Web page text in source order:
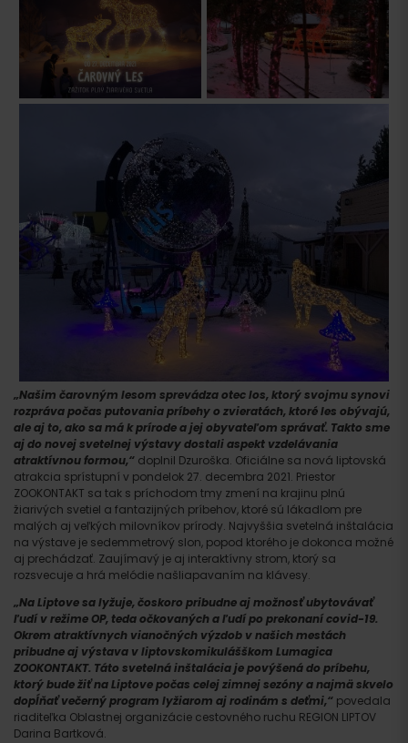
„Našim čarovným lesom sprevádza otec los, ktorý svojmu synovi
rozpráva počas putovania príbehy o zvieratách, ktoré les obývajú,
ale aj to, ako sa má k prírode a jej obyvateľom správať. Takto sme
aj do novej svetelnej výstavy dostali aspekt vzdelávania
atraktívnou formou,“ doplnil Dzuroška. Oficiálne sa nová liptovská
atrakcia sprístupní v pondelok 27. decembra 2021. Priestor
ZOOKONTAKT sa tak s príchodom tmy zmení na krajinu plnú
žiarivých svetiel a fantazijných príbehov, ktoré sú lákadlom pre
malých aj veľkých milovníkov prírody. Najvyššia svetelná inštalácia
na výstave je sedemmetrový slon, popod ktorého je dokonca možné
aj prechádzať. Zaujímavý je aj interaktívny strom, ktorý sa
rozsvecuje a hrá melódie našliapavaním na klávesy.
„Na Liptove sa lyžuje, čoskoro pribudne aj možnosť ubytovávať
ľudí v režime OP, teda očkovaných a ľudí po prekonaní covid-19.
Okrem atraktívnych vianočných výzdob v našich mestách
pribudne aj výstava v liptovskomikulášškom Lumagica
ZOOKONTAKT. Táto svetelná inštalácia je povýšená do príbehu,
ktorý bude žiť na Liptove počas celej zimnej sezóny a najmä skvelo
dopĺňať večerný program lyžiarom aj rodinám s deťmi,“ povedala
riaditeľka Oblastnej organizácie cestovného ruchu REGION LIPTOV
Darina Bartková.